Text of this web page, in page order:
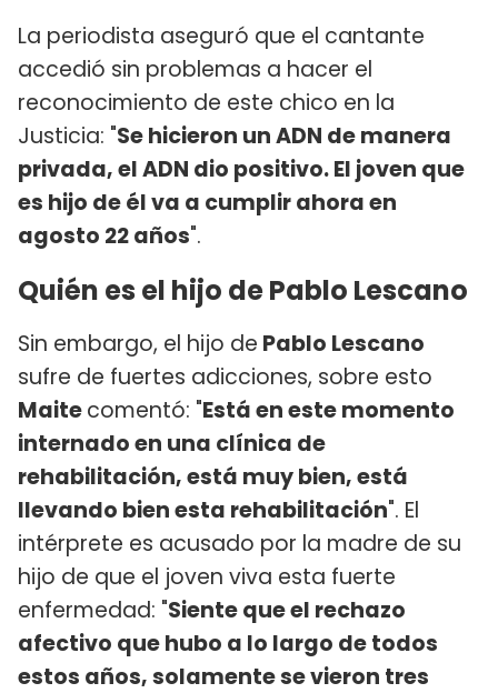
La periodista aseguró que el cantante
accedió sin problemas a hacer el
reconocimiento de este chico en la
Justicia: "Se hicieron un ADN de manera
privada, el ADN dio positivo. El joven que
es hijo de él va a cumplir ahora en
agosto 22 años".
Quién es el hijo de Pablo Lescano
Sin embargo, el hijo de Pablo Lescano
sufre de fuertes adicciones, sobre esto
Maitecomentó: "Está en este momento
internado en una clínica de
rehabilitación, está muy bien, está
llevando bien esta rehabilitación". El
intérprete es acusado por la madre de su
hijo de que el joven viva esta fuerte
enfermedad: "Siente que el rechazo
afectivo que hubo a lo largo de todos
estos años, solamente se vieron tres